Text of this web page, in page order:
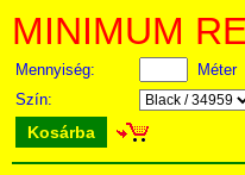
MINIMUM
Mennyiség:
Méter
Szín:
Kosárba